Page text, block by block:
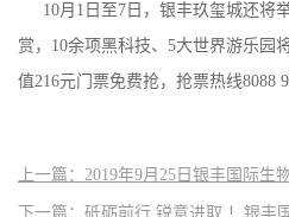
10月 1 日至7 日，银丰玖玺城还将
赏， 10余项黑科技、 5大世界游乐园
值216元门票免费抢，抢票热线8088